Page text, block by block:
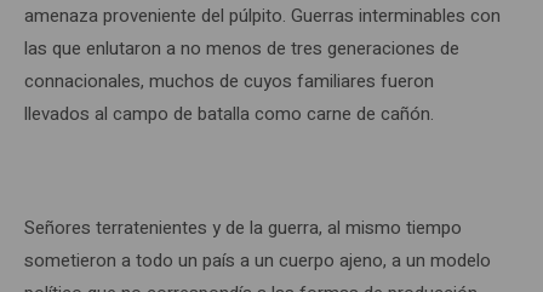
amenaza proveniente del púlpito. Guerras interminables con
las que enlutaron a no menos de tres generaciones de
connacionales, muchos de cuyos familiares fueron
llevados al campo de batalla como carne de cañón.
Señores terratenientes y de la guerra, al mismo tiempo
sometieron a todo un país a un cuerpo ajeno, a un modelo